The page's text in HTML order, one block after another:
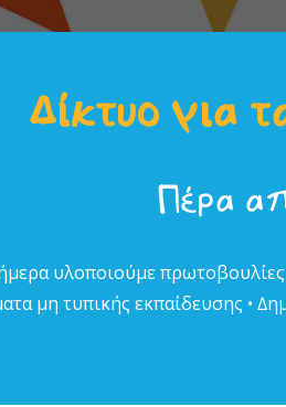
Δίκτυο για
Πέρα
υλοποιούµε
µη τυπικής εκπαίδευσης •